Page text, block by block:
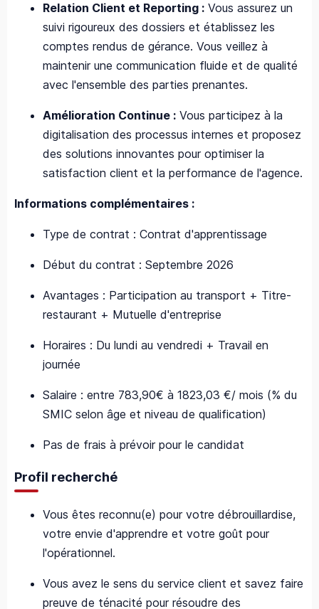
Relation Client et Reporting : Vous assurez un
suivi rigoureux des dossiers et établissez les
comptes rendus de gérance. Vous veillez à
maintenir une communication fluide et de qualité
avec l'ensemble des parties prenantes.
Amélioration Continue : Vous participez à la
digitalisation des processus internes et proposez
des solutions innovantes pour optimiser la
satisfaction client et la performance de l'agence.
Informations complémentaires :
Type de contrat : Contrat d'apprentissage
Début du contrat : Septembre 2026
Avantages : Participation au transport + Titre-
restaurant + Mutuelle d'entreprise
Horaires : Du lundi au vendredi + Travail en
journée
Salaire : entre 783,90€ à 1823,03 €/ mois (% du
SMIC selon âge et niveau de qualification)
Pas de frais à prévoir pour le candidat
Profil recherché
Vous êtes reconnu(e) pour votre débrouillardise,
votre envie d'apprendre et votre goût pour
l'opérationnel.
Vous avez le sens du service client et savez faire
preuve de ténacité pour résoudre des